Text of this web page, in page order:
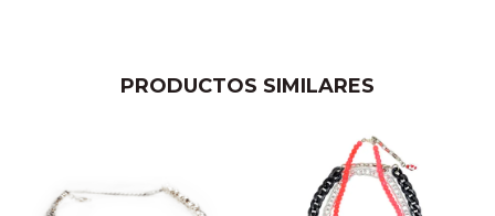
PRODUCTOS SIMILARES